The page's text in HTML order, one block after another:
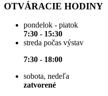
OTVÁRACIE HODINY
pondelok - piatok
7:30 - 15:30
streda počas výstav
7:30 - 18:00
sobota, nedeľa
zatvorené